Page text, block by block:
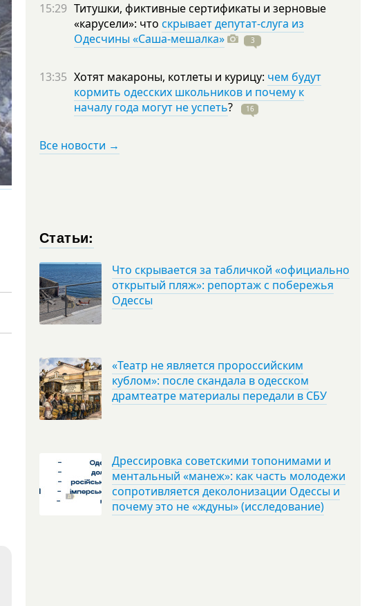
15:29 Титушки, фиктивные сертификаты и зерновые
«карусели»: что скрывает депутат-слуга из
Одесчины «Саша-мешалка»
3
13:35 Хотят макароны, котлеты и курицу: чем будут
кормить одесских школьников и почему к
началу года могут не успеть? 16
Все новости →
Статьи:
Что скрывается за табличкой «официально
открытый пляж»: репортаж с побережья
Одессы
«Театр не является пророссийским
кублом»: после скандала в одесском
драмтеатре материалы передали в СБУ
Дрессировка советскими топонимами и
ментальный «манеж»: как часть молодежи
сопротивляется деколонизации Одессы и
почему это не «ждуны» (исследование)